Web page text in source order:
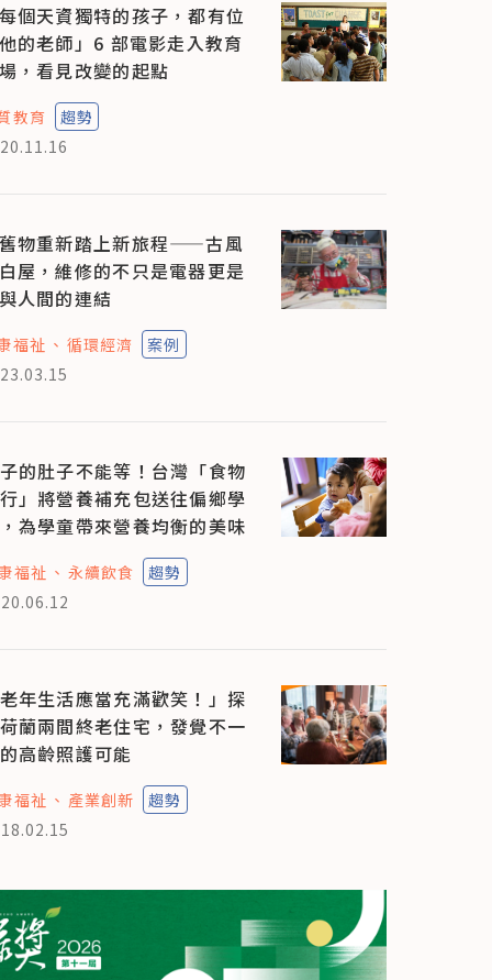
個天資獨特的孩子，都有位
的老師」6 部電影走入教育
，看見改變的起點
教育
趨勢
物重新踏上新旅程——古風
屋，維修的不只是電器更是
人間的連結
福祉 循環經濟
案例
的肚子不能等！台灣「食物
」將營養補充包送往偏鄉學
為學童帶來營養均衡的美味
福祉 永續飲食
趨勢
年生活應當充滿歡笑！」探
蘭兩間終老住宅，發覺不一
高齡照護可能
福祉 產業創新
趨勢